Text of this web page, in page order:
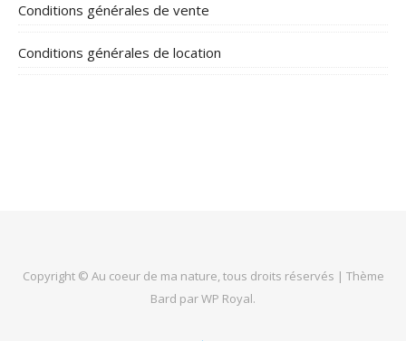
Conditions générales de vente
Conditions générales de location
Copyright © Au coeur de ma nature, tous droits réservés | Thème
Bard parWP Royal.